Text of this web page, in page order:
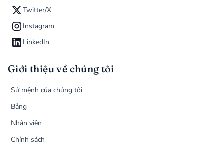
Twitter/X
Instagram
LinkedIn
Giới thiệu về chúng tôi
Sứ mệnh của chúng tôi
Bảng
Nhân viên
Chính sách